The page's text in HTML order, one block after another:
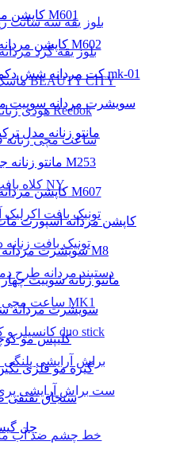
بلوز یقه سه سانت
بلوز یقه گرد
ماسک صورت دوقلوی BEAUTY CITY
هودی زنانه شیک طرح Reebok
ساعت مچی زنانه
کلاه بافت طرح NY
تونیک بافت اکرلیک
تونیک بافت
دستبند مردانه طرح
ساعت مچی دیجیتال مدل MK1
کانسیلر و کانتور دو طرفه duo stick
براش آرایشی پلنگی
ست براش آرایشی
خط چشم ضد آب
کاپشن مردانه مدل M601
کاپشن مردانه اسپورت مدل M602
کت مردانه شش دکمه مدل شرلینگ خزدار mk-01
سویشرت مردانه سوییت
مانتو زنانه مدل
مانتو زنانه جنس تدی مدل M253
کاپشن مردانه اسپورت مدل M607
کاپشن مردانه اسپورت
سویشرت مردانه جنس چرم مدل M8
مانتو زنانه سوییت چهار
سویشرت مردانه
کلیپس مو
گیره مو فلزی
سنجاق تقتقی
چل